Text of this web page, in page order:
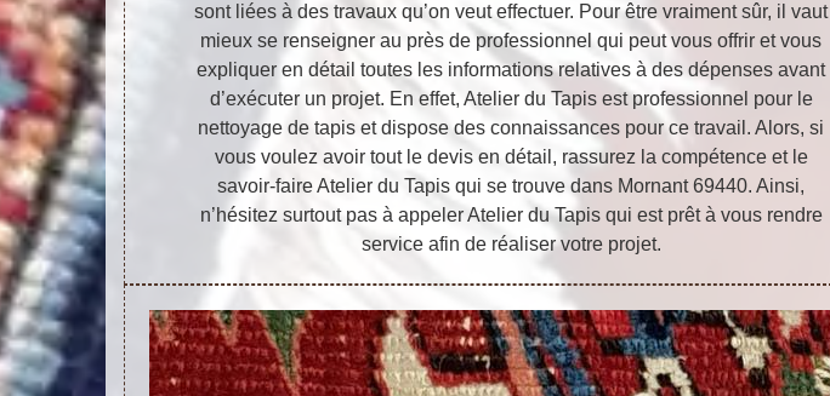
sont liées à des travaux qu’on veut effectuer. Pour être vraiment sûr, il vaut
mieux se renseigner au près de professionnel qui peut vous offrir et vous
expliquer en détail toutes les informations relatives à des dépenses avant
d’exécuter un projet. En effet, Atelier du Tapis est professionnel pour le
nettoyage de tapis et dispose des connaissances pour ce travail. Alors, si
vous voulez avoir tout le devis en détail, rassurez la compétence et le
savoir-faire Atelier du Tapis qui se trouve dans Mornant 69440. Ainsi,
n’hésitez surtout pas à appeler Atelier du Tapis qui est prêt à vous rendre
service afin de réaliser votre projet.